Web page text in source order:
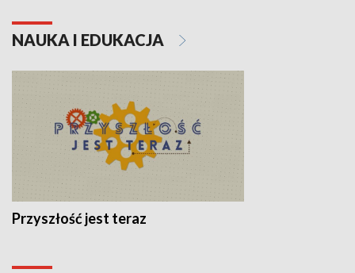
NAUKA I EDUKACJA
Przyszłość jest teraz